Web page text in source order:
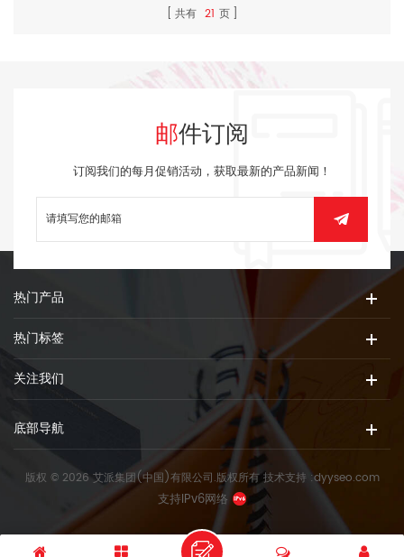
共有 21 页
邮件订阅
订阅我们的每月促销活动，获取最新的产品新闻！
热门产品
热门标签
关注我们
底部导航
版权 © 2026 艾派集团(中国)有限公司.版权所有技术支持 :dyyseo.com
支持IPv6网络